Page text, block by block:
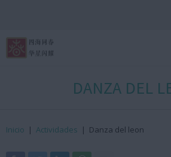
DANZA DEL
Inicio | Actividades | Danza del leon